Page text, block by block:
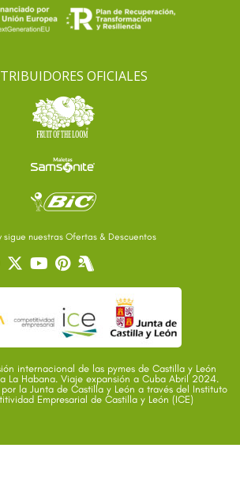
OFICIALES
sigue nuestras Ofertas & Descuentos
internacional de las pymes de Castilla y León
La Habana. Viaje expansión a Cuba Abril 2024.
la Junta de Castilla y León a través del Instituto
Empresarial de Castilla y León (ICE)